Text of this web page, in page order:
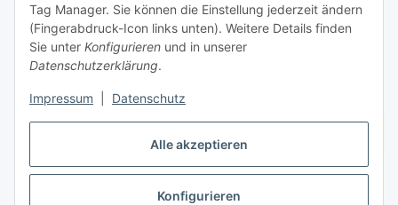
Alle akzeptieren
Konfigurieren
Tag Manager. Sie können die Einstellung jederzeit ändern
(Fingerabdruck-Icon links unten). Weitere Details finden
Sie unter Konfigurieren und in unserer
Datenschutzerklärung.
Impressum Datenschutz